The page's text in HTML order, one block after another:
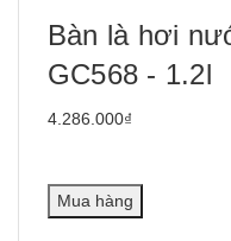
Bàn là hơi
GC568 - 1.2l
4.286.000₫
Mua hàng